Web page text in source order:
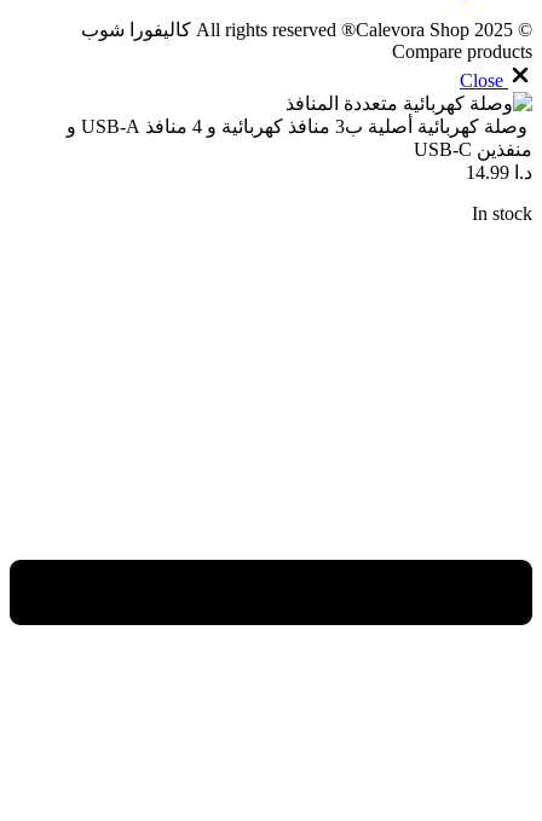
© 2025 All rights reserved ®Calevora Shop كاليفورا شوب
Compare products
Close
وصلة كهربائية أصلية ب3 منافذ كهربائية و 4 منافذ USB-A و
منفذين USB-C
د.ا
In stock